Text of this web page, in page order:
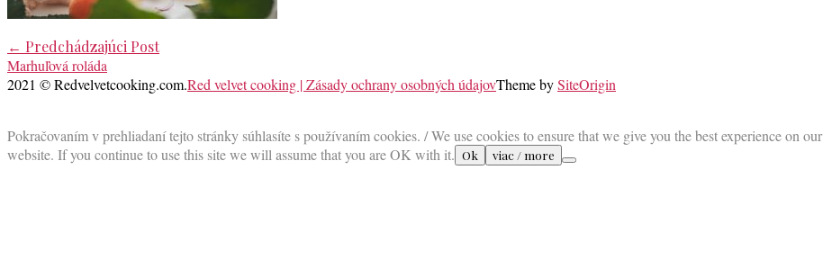
Post
navigation
← Predchádzajúci Post
Marhuľová roláda
2021 © Redvelvetcooking.com.Red velvet cooking | Zásady ochrany osobných údajovTheme bySiteOrigin
top
Pokračovaním v prehliadaní tejto stránky súhlasíte s používaním cookies. / We use cookies to ensure that we give you the best experience on our
website. If you continue to use this site we will assume that you are OK with it. Ok viac / more